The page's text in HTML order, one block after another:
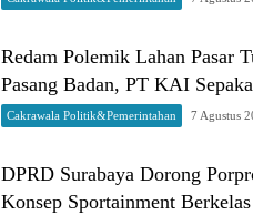
Redam Polemik Lahan Pasar
Pasang Badan, PT KAI
Cakrawala Politik&Pemerintahan 7 Agustus
DPRD Surabaya Dorong
Konsep Sportainment